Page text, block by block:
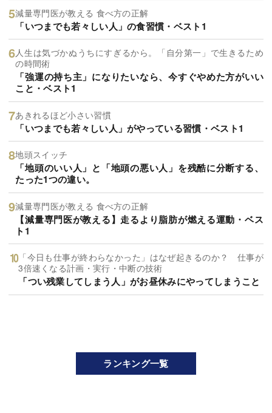
減量専門医が教える 食べ方の正解
「いつまでも若々しい人」の食習慣・ベスト1
人生は気づかぬうちにすぎるから。「自分第一」で生きるため
の時間術
「強運の持ち主」になりたいなら、今すぐやめた方がいい
こと・ベスト1
あきれるほど小さい習慣
「いつまでも若々しい人」がやっている習慣・ベスト1
地頭スイッチ
「地頭のいい人」と「地頭の悪い人」を残酷に分断する、
たった1つの違い。
減量専門医が教える 食べ方の正解
【減量専門医が教える】走るより脂肪が燃える運動・ベス
ト1
「今日も仕事が終わらなかった」はなぜ起きるのか？ 仕事が
3倍速くなる計画・実行・中断の技術
「つい残業してしまう人」がお昼休みにやってしまうこと
ランキング一覧